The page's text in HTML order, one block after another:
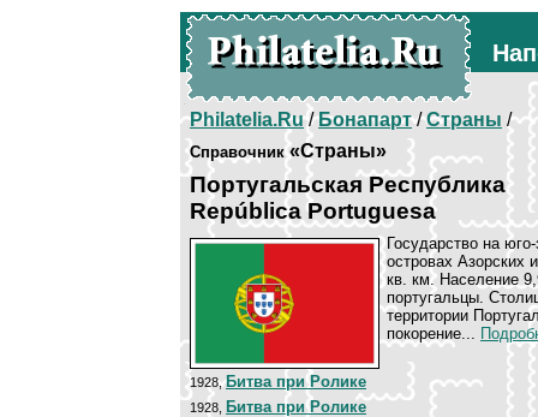
Philatelia.Ru/Бонапарт/Страны /
Справочник«Страны»
Португальская Республика
República Portuguesa
Государство на
островах Азорских
кв. км. Население
португальцы.
территории
покорение...
1928,Битва при Ролике
1928, Битва при Ролике